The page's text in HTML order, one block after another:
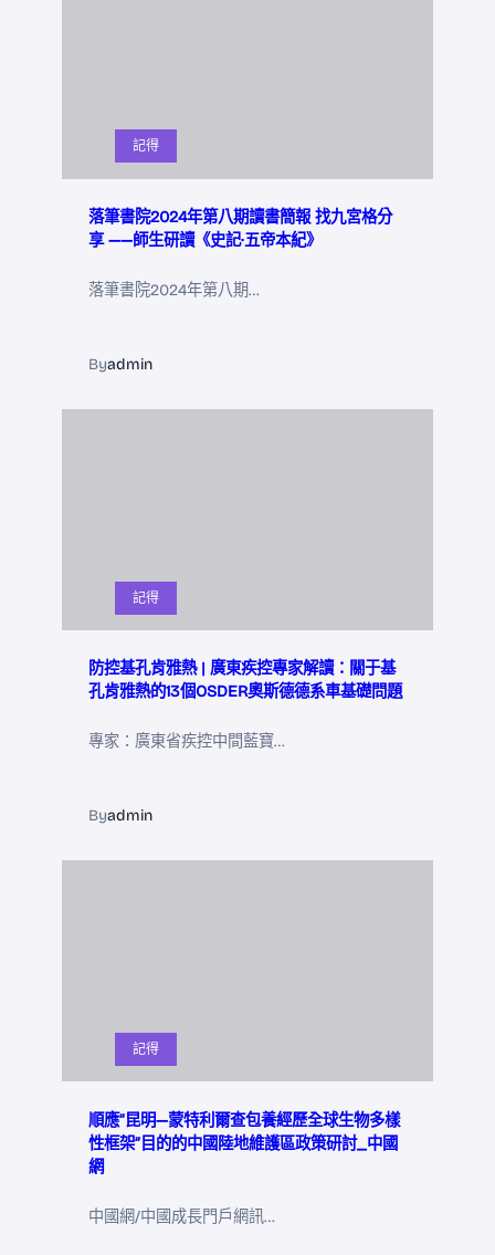
記得
落筆書院2024年第八期讀書簡報 找九宮格分
享 ——師生研讀《史記·五帝本紀》
落筆書院2024年第八期…
Byadmin
記得
防控基孔肯雅熱 | 廣東疾控專家解讀：關于基
孔肯雅熱的13個OSDER奧斯德德系車基礎問題
專家：廣東省疾控中間藍寶…
Byadmin
記得
順應“昆明—蒙特利爾查包養經歷全球生物多樣
性框架”目的的中國陸地維護區政策研討_中國
網
中國網/中國成長門戶網訊…